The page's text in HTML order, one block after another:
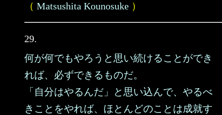
（ Matsushita Kounosuke ）
29.
何が何でもやろうと思い続けることができ
れば、必ずできるものだ。
「自分はやるんだ」と思い込んで、やるべ
きことをやれば、ほとんどのことは成就す